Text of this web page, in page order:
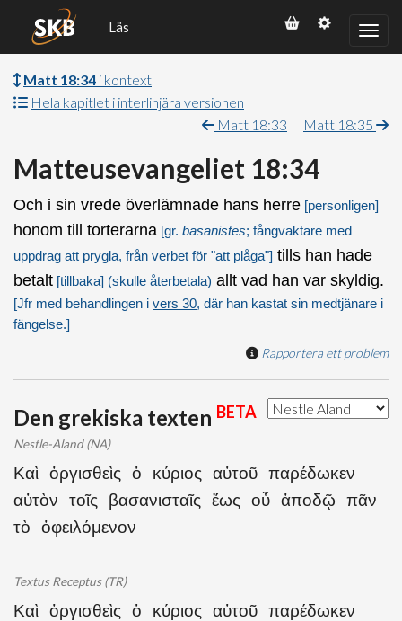
Läs
Matt 18:34 i kontext
Hela kapitlet i interlinjära versionen
Matt 18:33
Matt 18:35
Matteusevangeliet 18:34
Och i sin vrede överlämnade hans herre [personligen]
honom till torterarna [gr. basanistes; fångvaktare med
uppdrag att prygla, från verbet för "att plåga"] tills han hade
betalt [tillbaka] (skulle återbetala) allt vad han var skyldig.
[Jfr med behandlingen i vers 30, där han kastat sin medtjänare i
fängelse.]
Rapportera ett problem
Den grekiska texten BETA
Nestle-Aland (NA)
Καὶ ὀργισθεὶς ὁ κύριος αὐτοῦ παρέδωκεν
αὐτὸν τοῖς βασανισταῖς ἕως οὗ ἀποδῷ πᾶν
τὸ ὀφειλόμενον
Textus Receptus (TR)
Καὶ ὀργισθεὶς ὁ κύριος αὐτοῦ παρέδωκεν